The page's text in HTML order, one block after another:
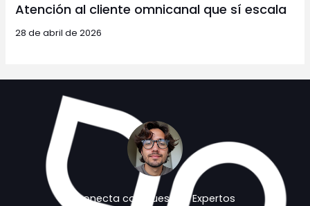
Atención al cliente omnicanal que sí escala
28 de abril de 2026
Conecta con Nuestros Expertos